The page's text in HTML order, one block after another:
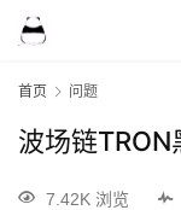
首页 问题
波场链TRON
7.42K 浏览